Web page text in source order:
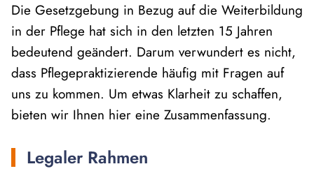
Berufsinformationen
Weiterbildungen
Ausbildungen
Bibliothek
Die Gesetzgebung in Bezug auf die Weiterbildung
in der Pflege hat sich in den letzten 15 Jahren
bedeutend geändert. Darum verwundert es nicht,
dass Pflegepraktizierende häufig mit Fragen auf
uns zu kommen. Um etwas Klarheit zu schaffen,
bieten wir Ihnen hier eine Zusammenfassung.
Legaler Rahmen